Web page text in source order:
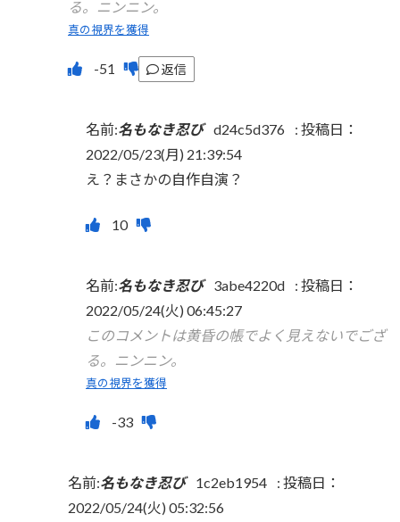
る。ニンニン。
真の視界を獲得
返信
名前:名もなき忍び d24c5d376 : 投稿日：
2022/05/23(月) 21:39:54
え？まさかの自作自演？
名前:名もなき忍び 3abe4220d : 投稿日：
2022/05/24(火) 06:45:27
このコメントは黄昏の帳でよく見えないでござ
る。ニンニン。
真の視界を獲得
名前:名もなき忍び 1c2eb1954 : 投稿日：
2022/05/24(火) 05:32:56